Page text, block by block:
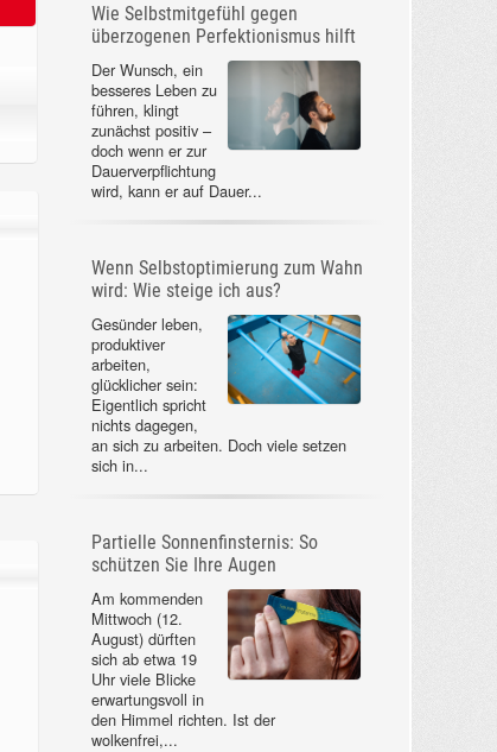
Wie Selbstmitgefühl gegen
überzogenen Perfektionismus hilft
Der Wunsch, ein
besseres Leben zu
führen, klingt
zunächst positiv –
doch wenn er zur
Dauerverpflichtung
wird, kann er auf Dauer...
Wenn Selbstoptimierung zum Wahn
wird: Wie steige ich aus?
Gesünder leben,
produktiver
arbeiten,
glücklicher sein:
Eigentlich spricht
nichts dagegen,
an sich zu arbeiten. Doch viele setzen
sich in...
Partielle Sonnenfinsternis: So
schützen Sie Ihre Augen
Am kommenden
Mittwoch (12.
August) dürften
sich ab etwa 19
Uhr viele Blicke
erwartungsvoll in
den Himmel richten. Ist der
wolkenfrei,...